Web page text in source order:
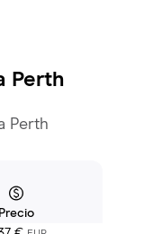
Perth
Perth
Precio